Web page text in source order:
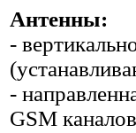
Антенны:
-
-
GSM